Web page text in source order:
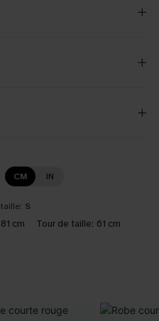
CM IN
S
81 cm Tour de taille: 61 cm